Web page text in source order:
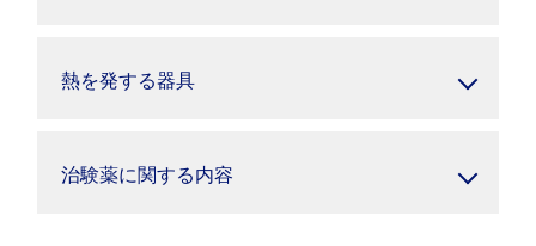
熱を発する器具
治験薬に関する内容